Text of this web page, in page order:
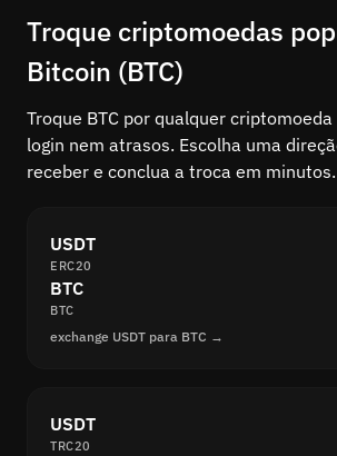
Troque criptomoedas
Bitcoin (BTC)
Troque BTC por qualquer
login nem atrasos. Escolha uma
receber e conclua a troca em minutos.
USDT
ERC20
BTC
BTC
exchange USDT para BTC →
USDT
TRC20